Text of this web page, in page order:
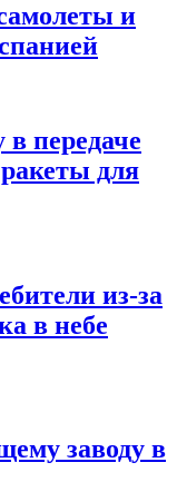
и
передаче
для
из-за
в небе
заводу в